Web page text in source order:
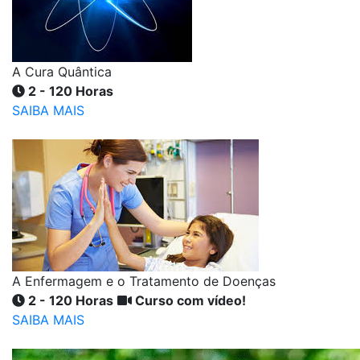
A Cura Quântica
2 - 120 Horas
SAIBA MAIS
A Enfermagem e o Tratamento de Doenças
2 - 120 Horas
Curso com vídeo!
SAIBA MAIS